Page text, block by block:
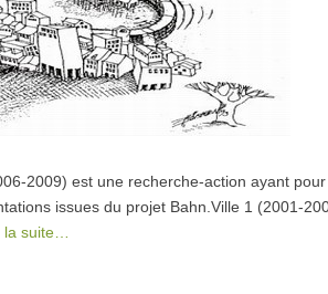
2009) est une recherche-action ayant
issues du projet Bahn.Ville 1 (2001-
la suite…